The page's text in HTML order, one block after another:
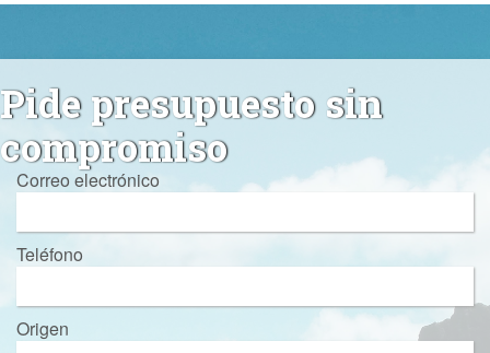
Pide presupuesto sin
compromiso
Correo electrónico
Teléfono
Origen